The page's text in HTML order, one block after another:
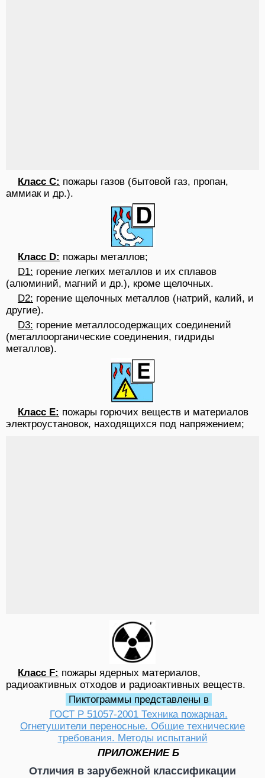
Класс C: пожары газов (бытовой газ, пропан,
аммиак и др.).
Класс D: пожары металлов;
D1: горение легких металлов и их сплавов
(алюминий, магний и др.), кроме щелочных.
D2: горение щелочных металлов (натрий, калий, и
другие).
D3: горение металлосодержащих соединений
(металлоорганические соединения, гидриды
металлов).
Класс E: пожары горючих веществ и материалов
электроустановок, находящихся под напряжением;
Класс F: пожары ядерных материалов,
радиоактивных отходов и радиоактивных веществ.
Пиктограммы представлены в
ГОСТ Р 51057-2001 Техника пожарная.
Огнетушители переносные. Общие технические
требования. Методы испытаний
ПРИЛОЖЕНИЕ Б
Отличия в зарубежной классификации